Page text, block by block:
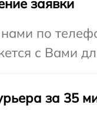
заявки
по
с Вами
за 35